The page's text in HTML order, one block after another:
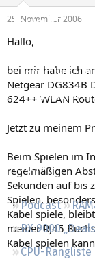
Forum
Aktuelles
Empfohlene
Neue Beiträge
Regeln
Podcast
RX 9000
CPU-Rangliste
e
r
l
t
25. November 2006
Hallo,
bei mir habe ich
Netgear DG834B
624++ WLAN
Jetzt zu meinem
Beim Spielen im
regelmäßigen
Sekunden auf bis
Spielen,
Kabel spiele,
meiner RJ45
Kabel spielen